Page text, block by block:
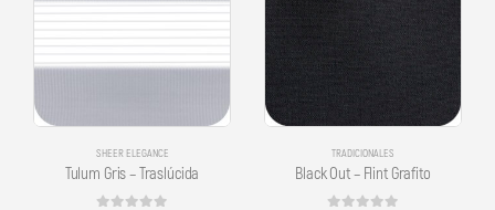
SHEER ELEGANCE
Tulum Gris – Traslúcida
TRADICIONALES
Black Out – Flint Grafito